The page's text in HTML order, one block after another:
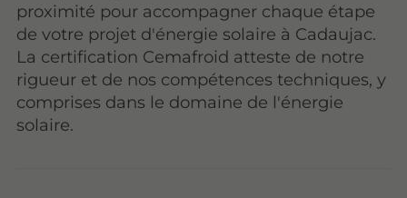
proximité pour accompagner chaque étape
de votre projet d'énergie solaire à Cadaujac.
La certification Cemafroid atteste de notre
rigueur et de nos compétences techniques, y
comprises dans le domaine de l'énergie
solaire.